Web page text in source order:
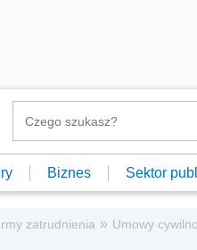
Biznes Sektor
zatrudnienia » Umowy